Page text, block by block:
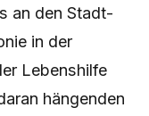
an den Stadt-
in der
Lebenshilfe
hängenden